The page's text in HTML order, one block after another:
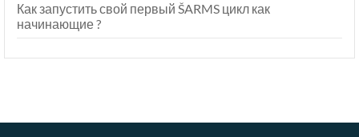
Как запустить свой первый ŠARMS цикл как
начинающие ?